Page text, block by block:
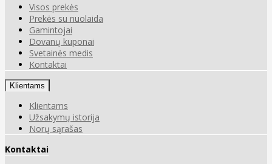
Visos prekės
Prekės su nuolaida
Gamintojai
Dovanų kuponai
Svetainės medis
Kontaktai
Klientams
Klientams
Užsakymų istorija
Norų sąrašas
Kontaktai